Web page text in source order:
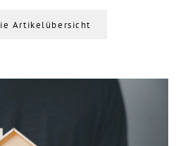
Artikelübersicht